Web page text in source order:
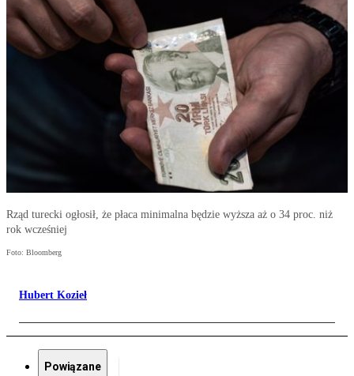
Rząd turecki ogłosił, że płaca minimalna będzie wyższa aż o 34 proc. niż
rok wcześniej
Foto: Bloomberg
Hubert Kozieł
Powiązane